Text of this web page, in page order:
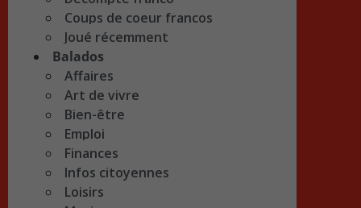
Coups de coeur francos
Joué récemment
Balados
Affaires
Art de vivre
Bien-être
Emploi
Finances
Infos citoyennes
Loisirs